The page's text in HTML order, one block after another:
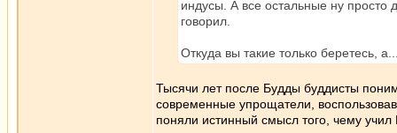
индусы. А все остальные ну
говорил.
Откуда вы такие только беретесь,
Тысячи лет после Будды буддисты
современные упрощатели,
поняли истинный смысл того, чему